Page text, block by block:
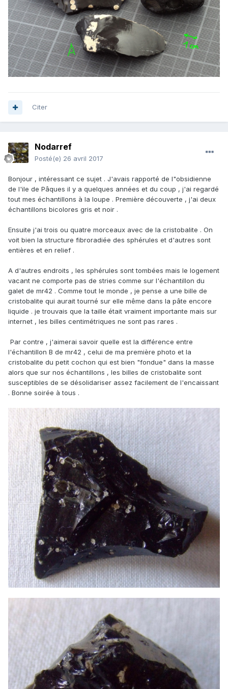
Citer
Nodarref
Posté(e) 26 avril 2017
Bonjour , intéressant ce sujet . J'avais rapporté de l"obsidienne
de l'ile de Pâques il y a quelques années et du coup , j'ai regardé
tout mes échantillons à la loupe . Première découverte , j'ai deux
échantillons bicolores gris et noir .
Ensuite j'ai trois ou quatre morceaux avec de la cristobalite . On
voit bien la structure fibroradiée des sphérules et d'autres sont
entières et en relief .
A d'autres endroits , les sphérules sont tombées mais le logement
vacant ne comporte pas de stries comme sur l'échantillon du
galet de mr42 . Comme tout le monde , je pense a une bille de
cristobalite qui aurait tourné sur elle même dans la pâte encore
liquide . je trouvais que la taille était vraiment importante mais sur
internet , les billes centimétriques ne sont pas rares .
Par contre , j'aimerai savoir quelle est la différence entre
l'échantillon B de mr42 , celui de ma première photo et la
cristobalite du petit cochon qui est bien "fondue" dans la masse
alors que sur nos échantillons , les billes de cristobalite sont
susceptibles de se désolidariser assez facilement de l'encaissant
. Bonne soirée à tous .